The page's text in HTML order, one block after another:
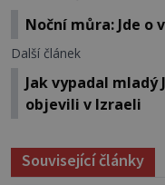
Noční můra: Jde o
Další článek
Jak vypadal mladý
objevili v Izraeli
Související články